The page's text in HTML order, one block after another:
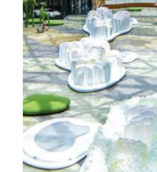
室内花园"自然之艺"（
100,000 棵来自澳门本土
植物共超过2,000种，从
已绝种的品种，包罗万有
震撼。室内景观设计灵感
然一样不断更新、演化。
介，自然之艺将带您进入
体验。「自然之艺」由鸣
北四个方向为分野，融合
与色彩，令您置身前所未